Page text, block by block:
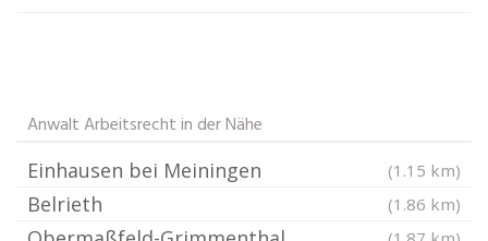
Anwalt Arbeitsrecht in der Nähe
Einhausen bei Meiningen (1.15 km)
Belrieth (1.86 km)